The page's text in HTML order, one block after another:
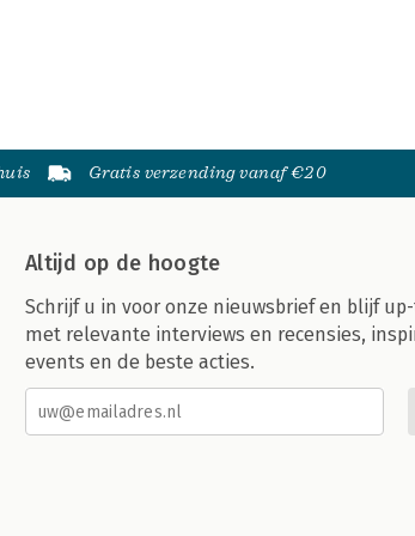
Gratis verzending vanaf €20
Altijd op de hoogte
Schrijf u in voor onze nieuwsbrief en blijf
met relevante interviews en recensies,
events en de beste acties.